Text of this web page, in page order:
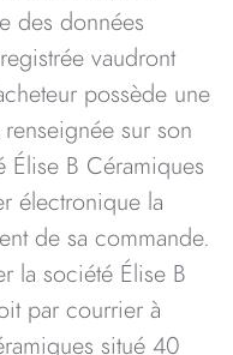
des données
vaudront
possède une
renseignée sur son
Élise B Céramiques
électronique la
de sa commande.
la société Élise B
par courrier à
situé 40